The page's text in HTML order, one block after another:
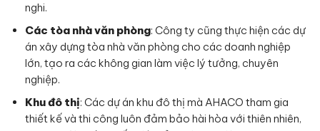
nghi.
Các tòa nhà văn phòng: Công ty cũng thực hiện các dự
án xây dựng tòa nhà văn phòng cho các doanh nghiệp
lớn, tạo ra các không gian làm việc lý tưởng, chuyên
nghiệp.
Khu đô thị: Các dự án khu đô thị mà AHACO tham gia
thiết kế và thi công luôn đảm bảo hài hòa với thiên nhiên,